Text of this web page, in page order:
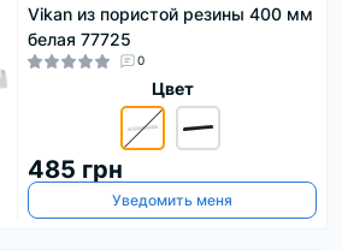
Vikan из пористой резины 400 мм
белая 77725
0
Цвет
485 грн
Уведомить меня